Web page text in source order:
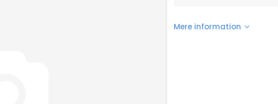
Mere information